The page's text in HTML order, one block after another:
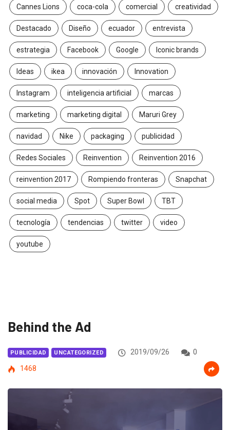
Cannes Lions coca-cola comercial creatividad
Destacado Diseño ecuador entrevista
estrategia Facebook Google Iconic brands
Ideas ikea innovación Innovation
Instagram inteligencia artificial marcas
marketing marketing digital Maruri Grey
navidad Nike packaging publicidad
Redes Sociales Reinvention Reinvention 2016
reinvention 2017 Rompiendo fronteras Snapchat
social media Spot Super Bowl TBT
tecnología tendencias twitter video
youtube
Behind the Ad
PUBLICIDAD UNCATEGORIZED 2019/09/26
0
1468